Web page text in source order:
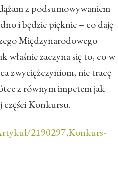
z podsumowywaniem
i będzie pięknie – co daję
Międzynarodowego
właśnie zaczyna się to, co w
zwyciężczyniom, nie tracę
z równym impetem jak
Konkursu.
2190297,Konkurs-